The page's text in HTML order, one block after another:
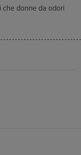
donne da odori